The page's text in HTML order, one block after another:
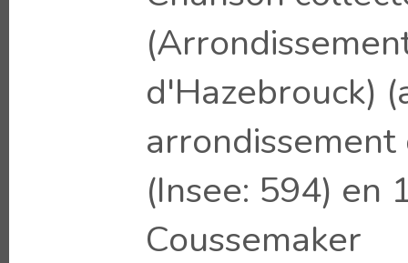
d'Hazebrouck)
(Insee: 594) en
Coussemaker